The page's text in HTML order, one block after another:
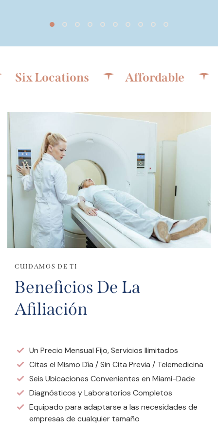
Affordable No
CUIDAMOS DE TI
Beneficios De La
Afiliación
Un Precio Mensual Fijo, Servicios Ilimitados
Citas el Mismo Día / Sin Cita Previa / Telemedicina
Seis Ubicaciones Convenientes en Miami-Dade
Diagnósticos y Laboratorios Completos
Equipado para adaptarse a las necesidades de
empresas de cualquier tamaño